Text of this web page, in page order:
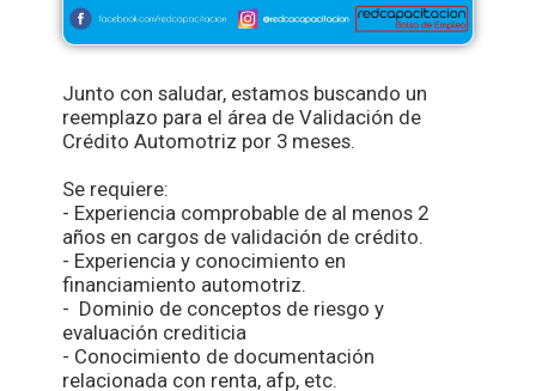
Junto con saludar, estamos buscando un
reemplazo para el área de Validación de
Crédito Automotriz por 3 meses.
Se requiere:
- Experiencia comprobable de al menos 2
años en cargos de validación de crédito.
- Experiencia y conocimiento en
financiamiento automotriz.
- Dominio de conceptos de riesgo y
evaluación crediticia
- Conocimiento de documentación
relacionada con renta, afp, etc.